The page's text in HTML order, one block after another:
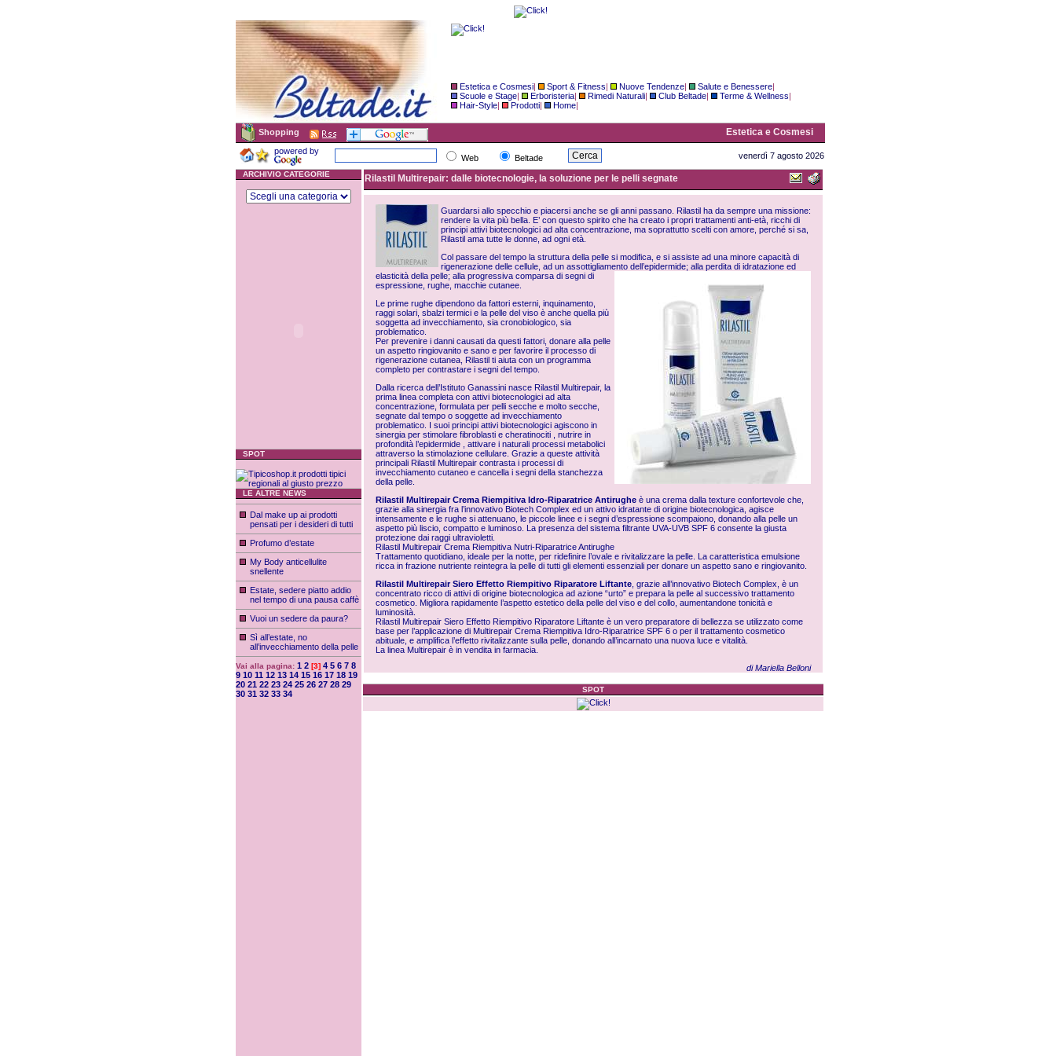
Estetica e Cosmesi| Sport & Fitness| Nuove Tendenze| Salute e Benessere|
Scuole e Stage| Erboristeria| Rimedi Naturali| Club Beltade| Terme & Wellness|
Hair-Style| Prodotti| Home|
Shopping Estetica e Cosmesi
powered by
Web Beltade venerdì 7 agosto 2026
ARCHIVIO CATEGORIE
SPOT
LE ALTRE NEWS
Dal make up ai prodotti
pensati per i desideri di tutti
Profumo d’estate
My Body anticellulite
snellente
Estate, sedere piatto addio
nel tempo di una pausa caffè
Vuoi un sedere da paura?
Sì all’estate, no
all’invecchiamento della pelle
Vai alla pagina: 1 2 [3] 4 5 6 7 8
9 10 11 12 13 14 15 16 17 18 19
20 21 22 23 24 25 26 27 28 29
30 31 32 33 34
Rilastil Multirepair: dalle biotecnologie, la soluzione per le pelli segnate
Guardarsi allo specchio e piacersi anche se gli anni passano. Rilastil ha da sempre una missione:
rendere la vita più bella. E’ con questo spirito che ha creato i propri trattamenti anti-età, ricchi di
principi attivi biotecnologici ad alta concentrazione, ma soprattutto scelti con amore, perché si sa,
Rilastil ama tutte le donne, ad ogni età.
Col passare del tempo la struttura della pelle si modifica, e si assiste ad una minore capacità di
rigenerazione delle cellule, ad un assottigliamento dell’epidermide; alla perdita di idratazione ed
elasticità della pelle; alla progressiva comparsa di segni di
espressione, rughe, macchie cutanee.
Le prime rughe dipendono da fattori esterni, inquinamento,
raggi solari, sbalzi termici e la pelle del viso è anche quella più
soggetta ad invecchiamento, sia cronobiologico, sia
problematico.
Per prevenire i danni causati da questi fattori, donare alla pelle
un aspetto ringiovanito e sano e per favorire il processo di
rigenerazione cutanea, Rilastil ti aiuta con un programma
completo per contrastare i segni del tempo.
Dalla ricerca dell’Istituto Ganassini nasce Rilastil Multirepair, la
prima linea completa con attivi biotecnologici ad alta
concentrazione, formulata per pelli secche e molto secche,
segnate dal tempo o soggette ad invecchiamento
problematico. I suoi principi attivi biotecnologici agiscono in
sinergia per stimolare fibroblasti e cheratinociti , nutrire in
profondità l’epidermide , attivare i naturali processi metabolici
attraverso la stimolazione cellulare. Grazie a queste attività
principali Rilastil Multirepair contrasta i processi di
invecchiamento cutaneo e cancella i segni della stanchezza
della pelle.
Rilastil Multirepair Crema Riempitiva Idro-Riparatrice Antirughe è una crema dalla texture confortevole che,
grazie alla sinergia fra l’innovativo Biotech Complex ed un attivo idratante di origine biotecnologica, agisce
intensamente e le rughe si attenuano, le piccole linee e i segni d’espressione scompaiono, donando alla pelle un
aspetto più liscio, compatto e luminoso. La presenza del sistema filtrante UVA-UVB SPF 6 consente la giusta
protezione dai raggi ultravioletti.
Rilastil Multirepair Crema Riempitiva Nutri-Riparatrice Antirughe
Trattamento quotidiano, ideale per la notte, per ridefinire l’ovale e rivitalizzare la pelle. La caratteristica emulsione
ricca in frazione nutriente reintegra la pelle di tutti gli elementi essenziali per donare un aspetto sano e ringiovanito.
Rilastil Multirepair Siero Effetto Riempitivo Riparatore Liftante , grazie all’innovativo Biotech Complex, è un
concentrato ricco di attivi di origine biotecnologica ad azione “urto” e prepara la pelle al successivo trattamento
cosmetico. Migliora rapidamente l’aspetto estetico della pelle del viso e del collo, aumentandone tonicità e
luminosità.
Rilastil Multirepair Siero Effetto Riempitivo Riparatore Liftante è un vero preparatore di bellezza se utilizzato come
base per l’applicazione di Multirepair Crema Riempitiva Idro-Riparatrice SPF 6 o per il trattamento cosmetico
abituale, e amplifica l’effetto rivitalizzante sulla pelle, donando all’incarnato una nuova luce e vitalità.
La linea Multirepair è in vendita in farmacia.
di Mariella Belloni
SPOT